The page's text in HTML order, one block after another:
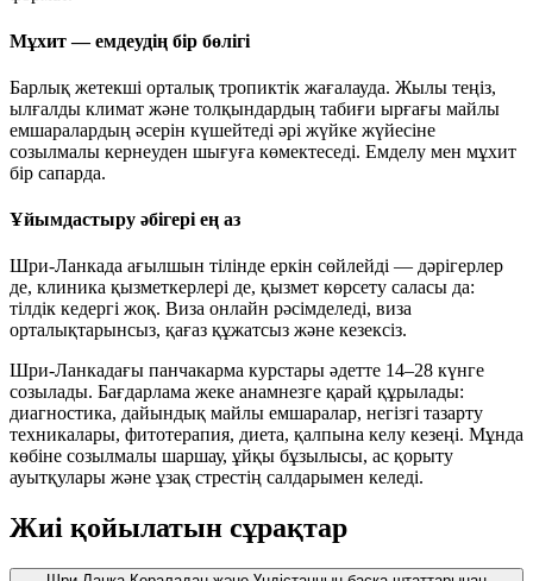
Мұхит — емдеудің бір бөлігі
Барлық жетекші орталық тропиктік жағалауда. Жылы теңіз,
ылғалды климат және толқындардың табиғи ырғағы майлы
емшаралардың әсерін күшейтеді әрі жүйке жүйесіне
созылмалы кернеуден шығуға көмектеседі. Емделу мен мұхит
бір сапарда.
Ұйымдастыру әбігері ең аз
Шри-Ланкада ағылшын тілінде еркін сөйлейді — дәрігерлер
де, клиника қызметкерлері де, қызмет көрсету саласы да:
тілдік кедергі жоқ. Виза онлайн рәсімделеді, виза
орталықтарынсыз, қағаз құжатсыз және кезексіз.
Шри-Ланкадағы панчакарма курстары әдетте 14–28 күнге
созылады. Бағдарлама жеке анамнезге қарай құрылады:
диагностика, дайындық майлы емшаралар, негізгі тазарту
техникалары, фитотерапия, диета, қалпына келу кезеңі. Мұнда
көбіне созылмалы шаршау, ұйқы бұзылысы, ас қорыту
ауытқулары және ұзақ стрестің салдарымен келеді.
Жиі қойылатын сұрақтар